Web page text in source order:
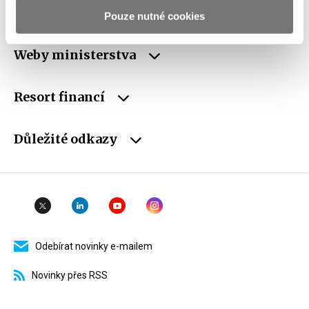
Pouze nutné cookies
Weby ministerstva
Resort financí
Důležité odkazy
Odebírat novinky e-mailem
Novinky přes RSS